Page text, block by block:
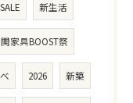
SALE 新生活
関家具BOOST祭
2026 新築